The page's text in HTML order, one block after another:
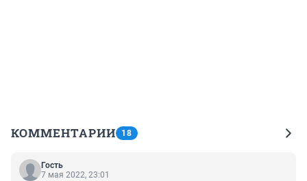
КОММЕНТАРИИ 18
Гость
7 мая 2022, 23:01